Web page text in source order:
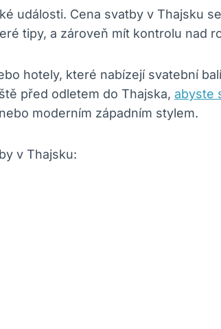
události. Cena svatby v Thajsku
tipy, a zároveň mít kontrolu nad
hotely, které nabízejí svatební
před odletem do Thajska, abyste
moderním západním stylem.
v Thajsku: